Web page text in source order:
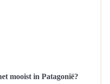
mooist in Patagonië?